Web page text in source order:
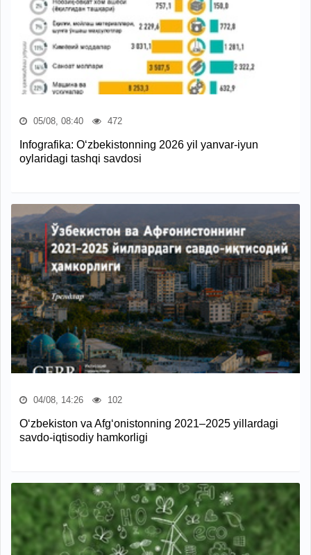
05/08, 08:40 472
Infografika: O‘zbekistonning 2026 yil yanvar-iyun
oylaridagi tashqi savdosi
04/08, 14:26 102
O‘zbekiston va Afg‘onistonning 2021–2025 yillardagi
savdo-iqtisodiy hamkorligi